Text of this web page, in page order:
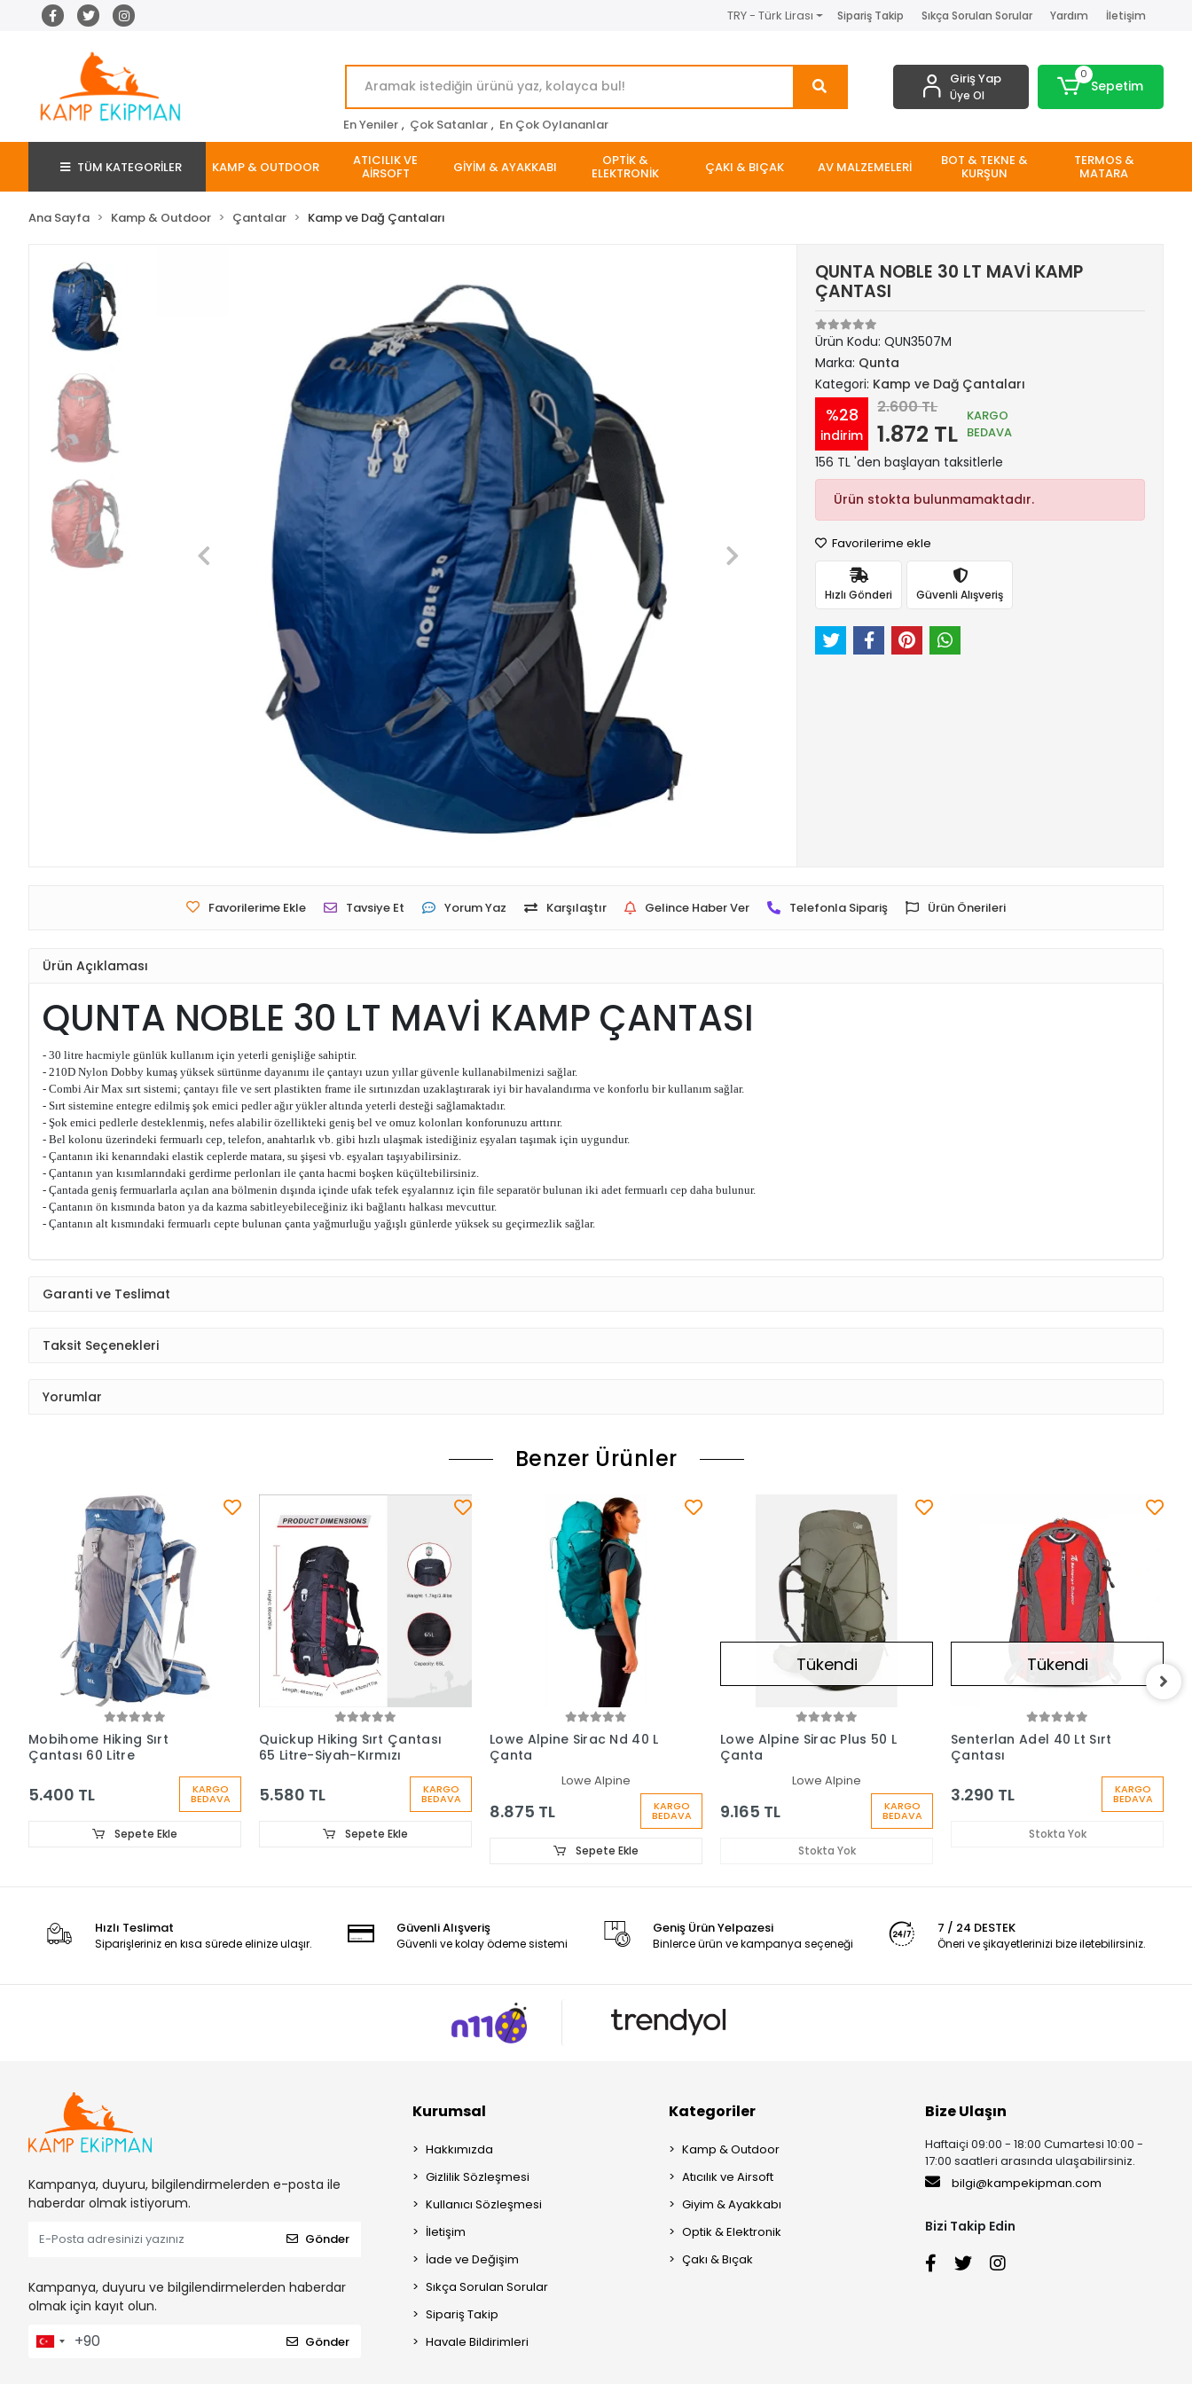
TRY - Türk Lirası Sipariş Takip Sıkça Sorulan Sorular Yardım İletişim
En Yeniler , Çok Satanlar , En Çok Oylananlar
Giriş Yap
Üye Ol
0
Sepetim
TÜM KATEGORİLER KAMP & OUTDOOR ATICILIK VE
AİRSOFT GİYİM & AYAKKABI OPTİK &
ELEKTRONİK ÇAKI & BIÇAK AV MALZEMELERİ BOT & TEKNE &
KURŞUN
TERMOS &
MATARA
Ana Sayfa Kamp & Outdoor Çantalar Kamp ve Dağ Çantaları
QUNTA NOBLE 30 LT MAVİ KAMP
ÇANTASI
Ürün Kodu:QUN3507M
Marka: Qunta
Kategori: Kamp ve Dağ Çantaları
%28
indirim
2.600 TL
1.872 TL
KARGO
BEDAVA
156 TL 'den başlayan taksitlerle
Ürün stokta bulunmamaktadır.
Favorilerime ekle
Hızlı Gönderi Güvenli Alışveriş
Favorilerime Ekle Tavsiye Et Yorum Yaz Karşılaştır Gelince Haber Ver Telefonla Sipariş Ürün Önerileri
Ürün Açıklaması
QUNTA NOBLE 30 LT MAVİ KAMP ÇANTASI
- 30 litre hacmiyle günlük kullanım için yeterli genişliğe sahiptir.
- 210D Nylon Dobby kumaş yüksek sürtünme dayanımı ile çantayı uzun yıllar güvenle kullanabilmenizi sağlar.
- Combi Air Max sırt sistemi; çantayı file ve sert plastikten frame ile sırtınızdan uzaklaştırarak iyi bir havalandırma ve konforlu bir kullanım sağlar.
- Sırt sistemine entegre edilmiş şok emici pedler ağır yükler altında yeterli desteği sağlamaktadır.
- Şok emici pedlerle desteklenmiş, nefes alabilir özellikteki geniş bel ve omuz kolonları konforunuzu arttırır.
- Bel kolonu üzerindeki fermuarlı cep, telefon, anahtarlık vb. gibi hızlı ulaşmak istediğiniz eşyaları taşımak için uygundur.
- Çantanın iki kenarındaki elastik ceplerde matara, su şişesi vb. eşyaları taşıyabilirsiniz.
- Çantanın yan kısımlarındaki gerdirme perlonları ile çanta hacmi boşken küçültebilirsiniz.
- Çantada geniş fermuarlarla açılan ana bölmenin dışında içinde ufak tefek eşyalarınız için file separatör bulunan iki adet fermuarlı cep daha bulunur.
- Çantanın ön kısmında baton ya da kazma sabitleyebileceğiniz iki bağlantı halkası mevcuttur.
- Çantanın alt kısmındaki fermuarlı cepte bulunan çanta yağmurluğu yağışlı günlerde yüksek su geçirmezlik sağlar.
Garanti ve Teslimat
Taksit Seçenekleri
Yorumlar
Benzer Ürünler
Mobihome Hiking Sırt
Çantası 60 Litre
5.400 TL KARGO
BEDAVA
Sepete Ekle
Quickup Hiking Sırt Çantası
65 Litre-Siyah-Kırmızı
5.580 TL KARGO
BEDAVA
Sepete Ekle
Lowe Alpine Sirac Nd 40 L
Çanta
Lowe Alpine
8.875 TL KARGO
BEDAVA
Sepete Ekle
Tükendi
Lowe Alpine Sirac Plus 50 L
Çanta
Lowe Alpine
9.165 TL KARGO
BEDAVA
Stokta Yok
Tükendi
Senterlan Adel 40 Lt Sırt
Çantası
3.290 TL KARGO
BEDAVA
Stokta Yok
Hızlı Teslimat
Siparişleriniz en kısa sürede elinize ulaşır.
Güvenli Alışveriş
Güvenli ve kolay ödeme sistemi
Geniş Ürün Yelpazesi
Binlerce ürün ve kampanya seçeneği
7 / 24 DESTEK
Öneri ve şikayetlerinizi bize iletebilirsiniz.
Kampanya, duyuru, bilgilendirmelerden e-posta ile
haberdar olmak istiyorum.
Gönder
Kampanya, duyuru ve bilgilendirmelerden haberdar
olmak için kayıt olun.
Gönder
Kurumsal
Hakkımızda
Gizlilik Sözleşmesi
Kullanıcı Sözleşmesi
İletişim
İade ve Değişim
Sıkça Sorulan Sorular
Sipariş Takip
Havale Bildirimleri
Kategoriler
Kamp & Outdoor
Atıcılık ve Airsoft
Giyim & Ayakkabı
Optik & Elektronik
Çakı & Bıçak
Bize Ulaşın
Haftaiçi 09:00 - 18:00 Cumartesi 10:00 -
17:00 saatleri arasında ulaşabilirsiniz.
bilgi@kampekipman.com
Bizi Takip Edin